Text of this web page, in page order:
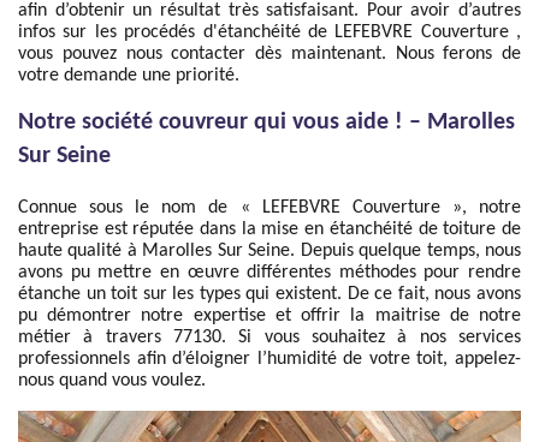
afin d’obtenir un résultat très satisfaisant. Pour avoir d’autres
infos sur les procédés d'étanchéité de LEFEBVRE Couverture ,
vous pouvez nous contacter dès maintenant. Nous ferons de
votre demande une priorité.
Notre société couvreur qui vous aide ! – Marolles
Sur Seine
Connue sous le nom de « LEFEBVRE Couverture », notre
entreprise est réputée dans la mise en étanchéité de toiture de
haute qualité à Marolles Sur Seine. Depuis quelque temps, nous
avons pu mettre en œuvre différentes méthodes pour rendre
étanche un toit sur les types qui existent. De ce fait, nous avons
pu démontrer notre expertise et offrir la maitrise de notre
métier à travers 77130. Si vous souhaitez à nos services
professionnels afin d’éloigner l’humidité de votre toit, appelez-
nous quand vous voulez.